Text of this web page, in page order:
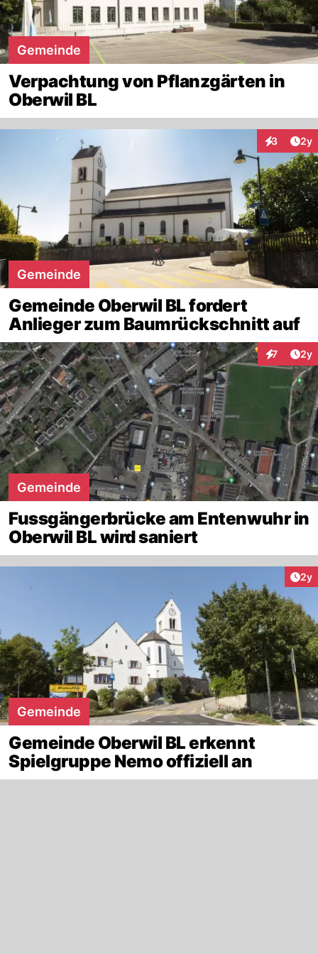
Gemeinde
Verpachtung von Pflanzgärten in
Oberwil BL
3 2y
Gemeinde
Gemeinde Oberwil BL fordert
Anlieger zum Baumrückschnitt auf
7 2y
Gemeinde
Fussgängerbrücke am Entenwuhr in
Oberwil BL wird saniert
2y
Gemeinde
Gemeinde Oberwil BL erkennt
Spielgruppe Nemo offiziell an